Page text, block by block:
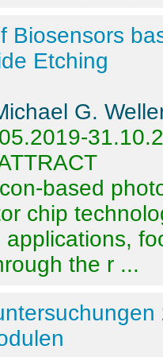
Biosensors
Etching
G.
based
chip
applications,
the r ...